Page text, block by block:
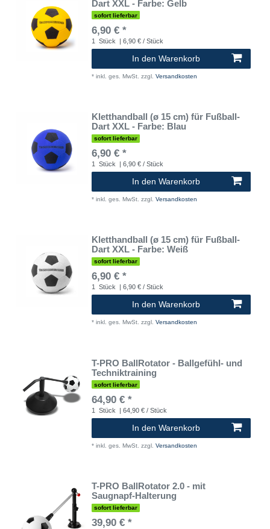
Dart XXL - Farbe: Gelb
sofort lieferbar
6,90 € *
1 Stück | 6,90 € / Stück
In den Warenkorb
* inkl. ges. MwSt. zzgl. Versandkosten
Kletthandball (ø 15 cm) für Fußball-
Dart XXL - Farbe: Blau
sofort lieferbar
6,90 € *
1 Stück | 6,90 € / Stück
In den Warenkorb
* inkl. ges. MwSt. zzgl. Versandkosten
Kletthandball (ø 15 cm) für Fußball-
Dart XXL - Farbe: Weiß
sofort lieferbar
6,90 € *
1 Stück | 6,90 € / Stück
In den Warenkorb
* inkl. ges. MwSt. zzgl. Versandkosten
T-PRO BallRotator - Ballgefühl- und
Techniktraining
sofort lieferbar
64,90 € *
1 Stück | 64,90 € / Stück
In den Warenkorb
* inkl. ges. MwSt. zzgl. Versandkosten
T-PRO BallRotator 2.0 - mit
Saugnapf-Halterung
sofort lieferbar
39,90 € *